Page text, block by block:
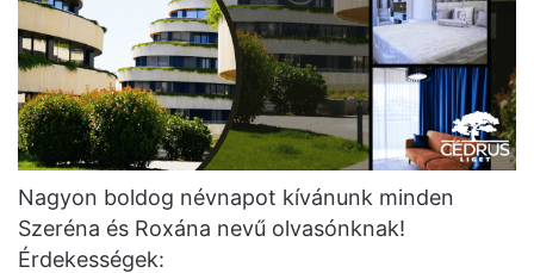
Nagyon boldog névnapot kívánunk minden
Szeréna és Roxána nevű olvasónknak!
Érdekességek: